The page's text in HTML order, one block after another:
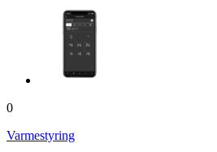
0
Varmestyring